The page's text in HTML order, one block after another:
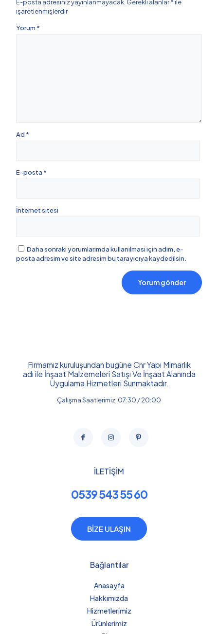
E-posta adresiniz yayınlanmayacak. Gerekli alanlar*ile
işaretlenmişlerdir
Yorum *
Ad *
E-posta *
İnternet sitesi
Daha sonraki yorumlarımda kullanılması için adım, e-
posta adresim ve site adresim bu tarayıcıya kaydedilsin.
Firmamız kuruluşundan bugüne Cnr Yapı Mimarlık
adı ile İnşaat Malzemeleri Satışı Ve İnşaat Alanında
Uygulama Hizmetleri Sunmaktadır.
Çalışma Saatlerimiz: 07:30 / 20:00
İLETİŞİM
0539 543 55 60
BİZE ULAŞIN
Bağlantılar
Anasayfa
Hakkımızda
Hizmetlerimiz
Ürünlerimiz